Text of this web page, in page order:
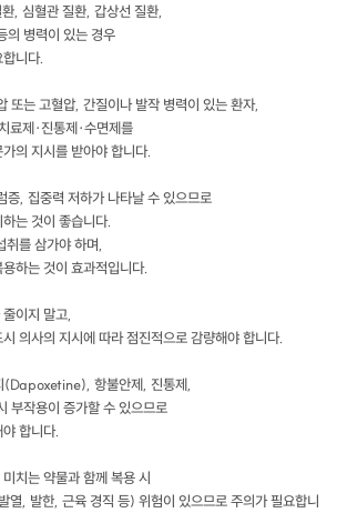
, 심혈관 질환, 갑상선 질환,
의 병력이 있는 경우
니다.
또는 고혈압, 간질이나 발작 병력이 있는 환자,
료제·진통제·수면제를
의 지시를 받아야 합니다.
증, 집중력 저하가 나타날 수 있으므로
는 것이 좋습니다.
를 삼가야 하며,
하는 것이 효과적입니다.
이지 말고,
의사의 지시에 따라 점진적으로 감량해야 합니다.
(Dapoxetine), 항불안제, 진통제,
부작용이 증가할 수 있으므로
합니다.
치는 약물과 함께 복용 시
열, 발한, 근육 경직 등) 위험이 있으므로 주의가 필요합니